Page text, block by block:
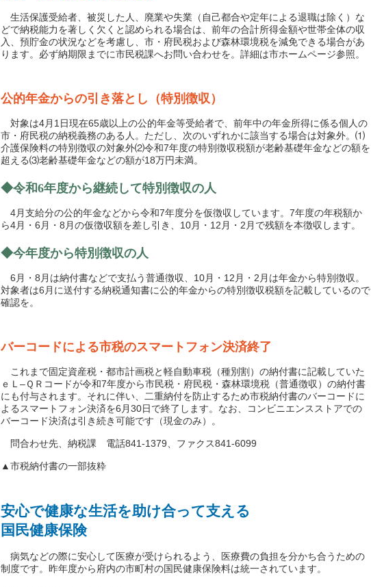
生活保護受給者、被災した人、廃業や失業（自己都合や定年による退職は除く）な
どで納税能力を著しく欠くと認められる場合は、前年の合計所得金額や世帯全体の収
入、預貯金の状況などを考慮し、市・府民税および森林環境税を減免できる場合があ
ります。必ず納期限までに市民税課へお問い合わせを。詳細は市ホームページ参照。
公的年金からの引き落とし（特別徴収）
対象は4月1日現在65歳以上の公的年金等受給者で、前年中の年金所得に係る個人の
市・府民税の納税義務のある人。ただし、次のいずれかに該当する場合は対象外。⑴
介護保険料の特別徴収の対象外⑵令和7年度の特別徴収税額が老齢基礎年金などの額を
超える⑶老齢基礎年金などの額が18万円未満。
◆令和6年度から継続して特別徴収の人
4月支給分の公的年金などから令和7年度分を仮徴収しています。7年度の年税額か
ら4月・6月・8月の仮徴収額を差し引き、10月・12月・2月で残額を本徴収します。
◆今年度から特別徴収の人
6月・8月は納付書などで支払う普通徴収、10月・12月・2月は年金から特別徴収。
対象者は6月に送付する納税通知書に公的年金からの特別徴収税額を記載しているので
確認を。
バーコードによる市税のスマートフォン決済終了
これまで固定資産税・都市計画税と軽自動車税（種別割）の納付書に記載していた
ｅＬ–ＱＲコードが令和7年度から市民税・府民税・森林環境税（普通徴収）の納付書
にも付与されます。それに伴い、二重納付を防止するため市税納付書のバーコードに
よるスマートフォン決済を6月30日で終了します。なお、コンビニエンスストアでの
バーコード決済は引き続き可能です（現金のみ）。
問合わせ先、納税課 電話841-1379、ファクス841-6099
▲市税納付書の一部抜粋
安心で健康な生活を助け合って支える
国民健康保険
病気などの際に安心して医療が受けられるよう、医療費の負担を分かち合うための
制度です。昨年度から府内の市町村の国民健康保険料は統一されています。